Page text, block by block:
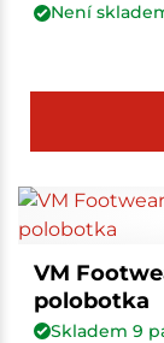
Není
VM
polobotka
Skladem 9